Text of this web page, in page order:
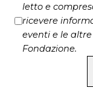
letto e
ricevere
eventi e le
Fondazione.